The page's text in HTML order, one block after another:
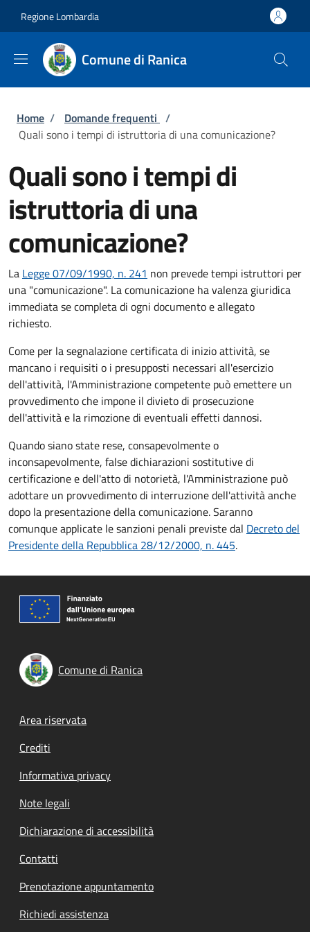
Regione Lombardia
Comune di Ranica
Briciole di pane
Home / Domande frequenti /
Quali sono i tempi di istruttoria di una comunicazione?
Quali sono i tempi di
istruttoria di una
comunicazione?
La Legge 07/09/1990, n. 241 non prevede tempi istruttori per
una "comunicazione". La comunicazione ha valenza giuridica
immediata se completa di ogni documento e allegato
richiesto.
Come per la segnalazione certificata di inizio attività, se
mancano i requisiti o i presupposti necessari all'esercizio
dell'attività, l'Amministrazione competente può emettere un
provvedimento che impone il divieto di prosecuzione
dell'attività e la rimozione di eventuali effetti dannosi.
Quando siano state rese, consapevolmente o
inconsapevolmente, false dichiarazioni sostitutive di
certificazione e dell'atto di notorietà, l'Amministrazione può
adottare un provvedimento di interruzione dell'attività anche
dopo la presentazione della comunicazione. Saranno
comunque applicate le sanzioni penali previste dal Decreto del
Presidente della Repubblica 28/12/2000, n. 445.
Comune di Ranica
Footer menu
Area riservata
Crediti
Informativa privacy
Note legali
Dichiarazione di accessibilità
Contatti
Prenotazione appuntamento
Richiedi assistenza